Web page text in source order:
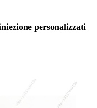
personalizzati